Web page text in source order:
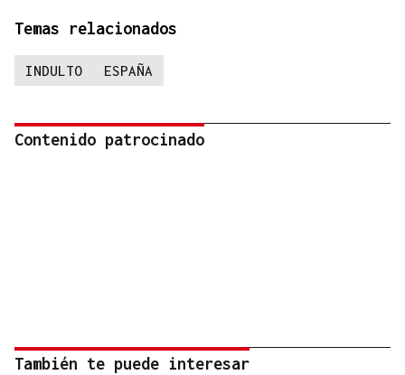
Temas relacionados
INDULTO ESPAÑA
Contenido patrocinado
También te puede interesar